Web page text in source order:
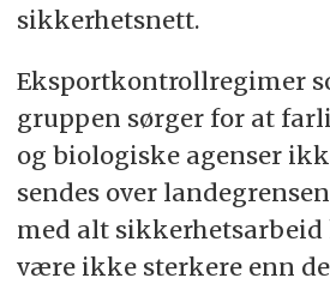
sikkerhetsnett.
Eksportkontrollregimer
gruppen sørger for at
og biologiske agenser
sendes over
med alt
være ikke sterkere enn